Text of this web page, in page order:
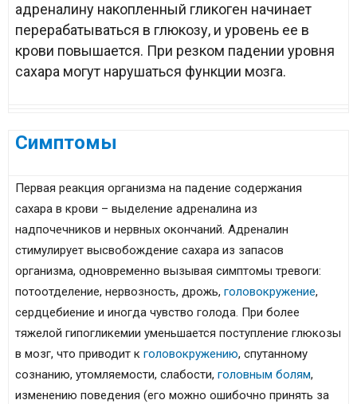
адреналину накопленный гликоген начинает
перерабатываться в глюкозу, и уровень ее в
крови повышается. При резком падении уровня
сахара могут нарушаться функции мозга.
Симптомы
Первая реакция организма на падение содержания
сахара в крови – выделение адреналина из
надпочечников и нервных окончаний. Адреналин
стимулирует высвобождение сахара из запасов
организма, одновременно вызывая симптомы тревоги:
потоотделение, нервозность, дрожь, головокружение,
сердцебиение и иногда чувство голода. При более
тяжелой гипогликемии уменьшается поступление глюкозы
в мозг, что приводит к головокружению, спутанному
сознанию, утомляемости, слабости, головным болям,
изменению поведения (его можно ошибочно принять за